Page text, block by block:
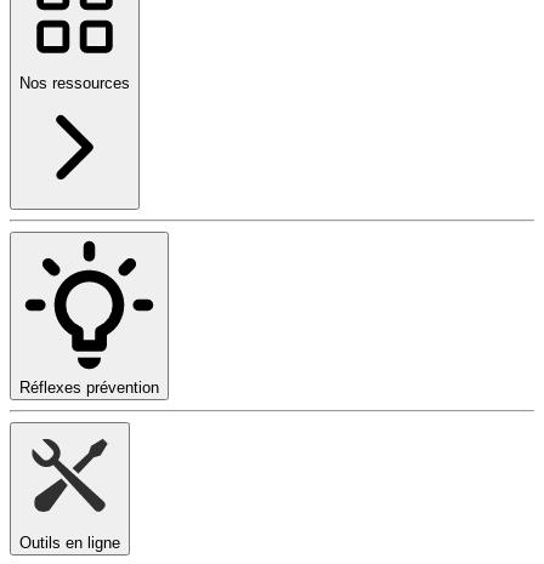
Nos ressources
Réflexes prévention
Outils en ligne